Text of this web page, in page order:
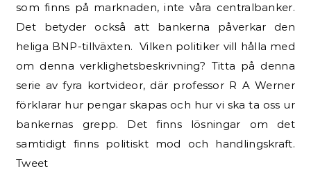
som finns på marknaden, inte våra centralbanker.
Det betyder också att bankerna påverkar den
heliga BNP-tillväxten. Vilken politiker vill hålla med
om denna verklighetsbeskrivning? Titta på denna
serie av fyra kortvideor, där professor R A Werner
förklarar hur pengar skapas och hur vi ska ta oss ur
bankernas grepp. Det finns lösningar om det
samtidigt finns politiskt mod och handlingskraft.
Tweet